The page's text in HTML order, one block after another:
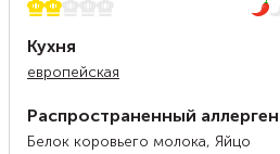
2 из 5
1 из
Кухня
европейская
Распространенный аллерген
Белок коровьего молока, Яйцо